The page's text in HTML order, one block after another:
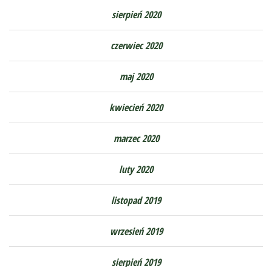
sierpień 2020
czerwiec 2020
maj 2020
kwiecień 2020
marzec 2020
luty 2020
listopad 2019
wrzesień 2019
sierpień 2019